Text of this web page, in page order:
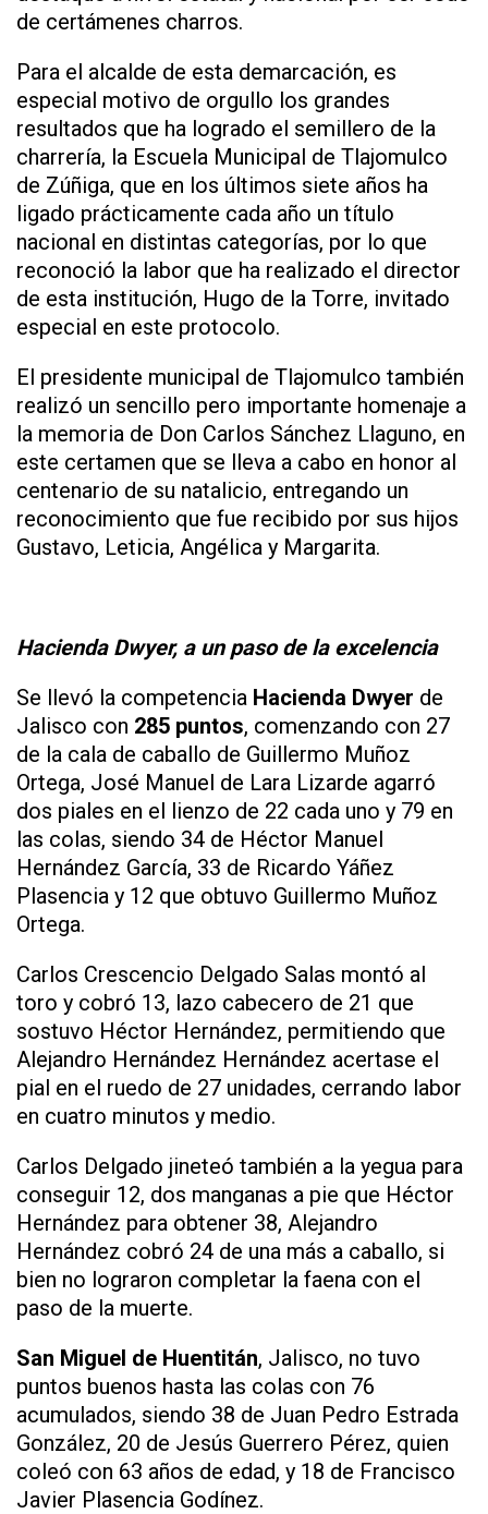
de certámenes charros.
Para el alcalde de esta demarcación, es
especial motivo de orgullo los grandes
resultados que ha logrado el semillero de la
charrería, la Escuela Municipal de Tlajomulco
de Zúñiga, que en los últimos siete años ha
ligado prácticamente cada año un título
nacional en distintas categorías, por lo que
reconoció la labor que ha realizado el director
de esta institución, Hugo de la Torre, invitado
especial en este protocolo.
El presidente municipal de Tlajomulco también
realizó un sencillo pero importante homenaje a
la memoria de Don Carlos Sánchez Llaguno, en
este certamen que se lleva a cabo en honor al
centenario de su natalicio, entregando un
reconocimiento que fue recibido por sus hijos
Gustavo, Leticia, Angélica y Margarita.
Hacienda Dwyer, a un paso de la excelencia
Se llevó la competencia Hacienda Dwyer de
Jalisco con 285 puntos, comenzando con 27
de la cala de caballo de Guillermo Muñoz
Ortega, José Manuel de Lara Lizarde agarró
dos piales en el lienzo de 22 cada uno y 79 en
las colas, siendo 34 de Héctor Manuel
Hernández García, 33 de Ricardo Yáñez
Plasencia y 12 que obtuvo Guillermo Muñoz
Ortega.
Carlos Crescencio Delgado Salas montó al
toro y cobró 13, lazo cabecero de 21 que
sostuvo Héctor Hernández, permitiendo que
Alejandro Hernández Hernández acertase el
pial en el ruedo de 27 unidades, cerrando labor
en cuatro minutos y medio.
Carlos Delgado jineteó también a la yegua para
conseguir 12, dos manganas a pie que Héctor
Hernández para obtener 38, Alejandro
Hernández cobró 24 de una más a caballo, si
bien no lograron completar la faena con el
paso de la muerte.
San Miguel de Huentitán, Jalisco, no tuvo
puntos buenos hasta las colas con 76
acumulados, siendo 38 de Juan Pedro Estrada
González, 20 de Jesús Guerrero Pérez, quien
coleó con 63 años de edad, y 18 de Francisco
Javier Plasencia Godínez.